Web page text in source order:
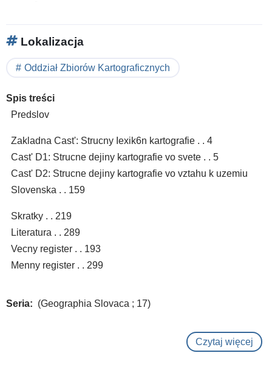
Lokalizacja
Oddział Zbiorów Kartograficznych
Spis treści
Predslov
Zakladna Cast': Strucny Iexik6n kartografie . . 4
Cast' D1: Strucne dejiny kartografie vo svete . . 5
Cast' D2: Strucne dejiny kartografie vo vztahu k uzemiu
Slovenska . . 159
Skratky . . 219
Literatura . . 289
Vecny register . . 193
Menny register . . 299
Seria (Geographia Slovaca ; 17)
Czytaj więcej